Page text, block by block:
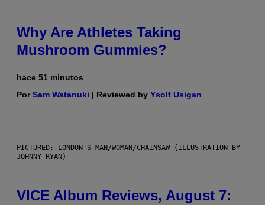
Why Are Athletes Taking
Mushroom Gummies?
hace 51 minutos
PorSam Watanuki | Reviewed by Ysolt Usigan
PICTURED: LONDON'S MAN/WOMAN/CHAINSAW (ILLUSTRATION BY
JOHNNY RYAN)
VICE Album Reviews, August 7: